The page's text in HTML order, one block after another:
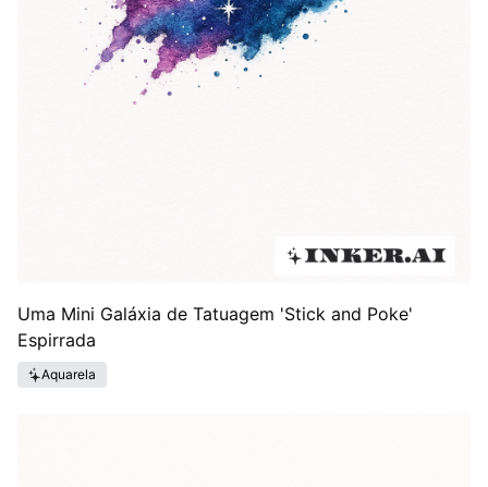
Uma Mini Galáxia de Tatuagem 'Stick and Poke'
Espirrada
Aquarela